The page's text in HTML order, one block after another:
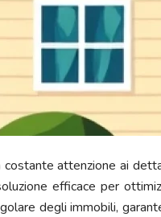
attenzione ai
efficace per
degli immobili,